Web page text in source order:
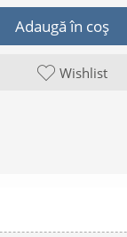
Adaugă în coș
Wishlist